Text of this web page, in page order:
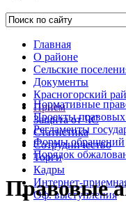
Главная
О районе
Сельские
Документы
Красногорский
Прием
Защита от ЧС
Статистика
Сотрудничество
Торги
Кадры
Интернет-
Оф. выступления
Нормативные
Проекты правовых
Регламенты
Формы обращений
Порядок
Правовые